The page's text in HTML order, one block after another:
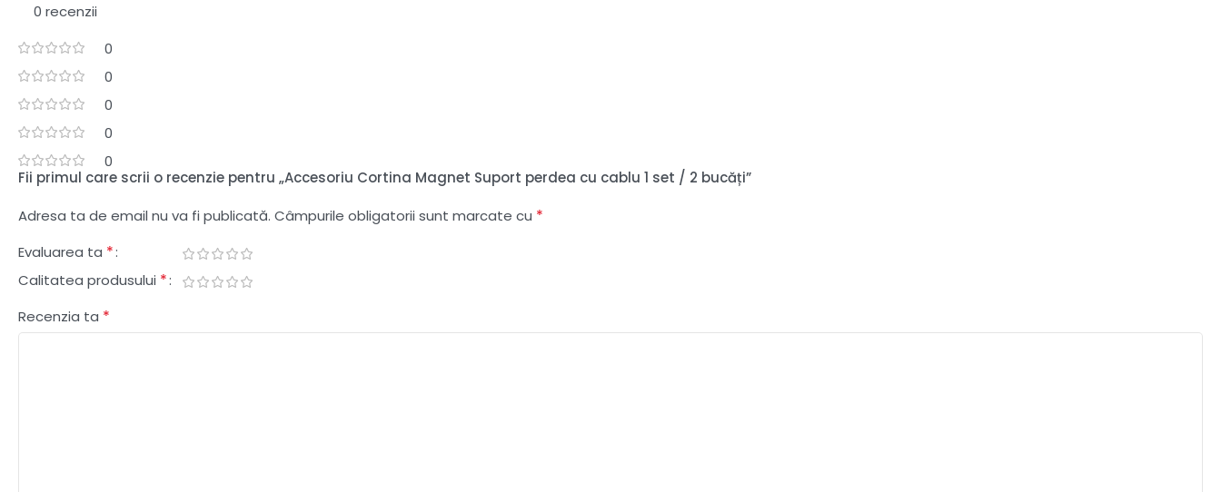
0 recenzii
0
0
0
0
0
Fii primul care scrii o recenzie pentru „Accesoriu Cortina Magnet Suport perdea cu cablu 1 set / 2 bucăți”
Adresa ta de email nu va fi publicată. Câmpurile obligatorii sunt marcate cu *
Evaluarea ta *
Calitatea produsului *
Recenzia ta *